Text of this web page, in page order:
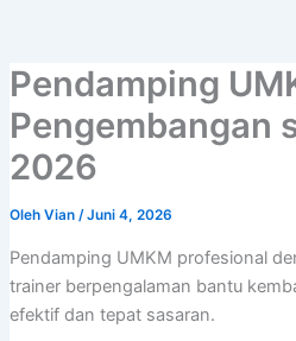
Pendamping
Pengembangan
2026
Oleh Vian /Juni 4, 2026
Pendamping UMKM profesional
trainer berpengalaman bantu
efektif dan tepat sasaran.